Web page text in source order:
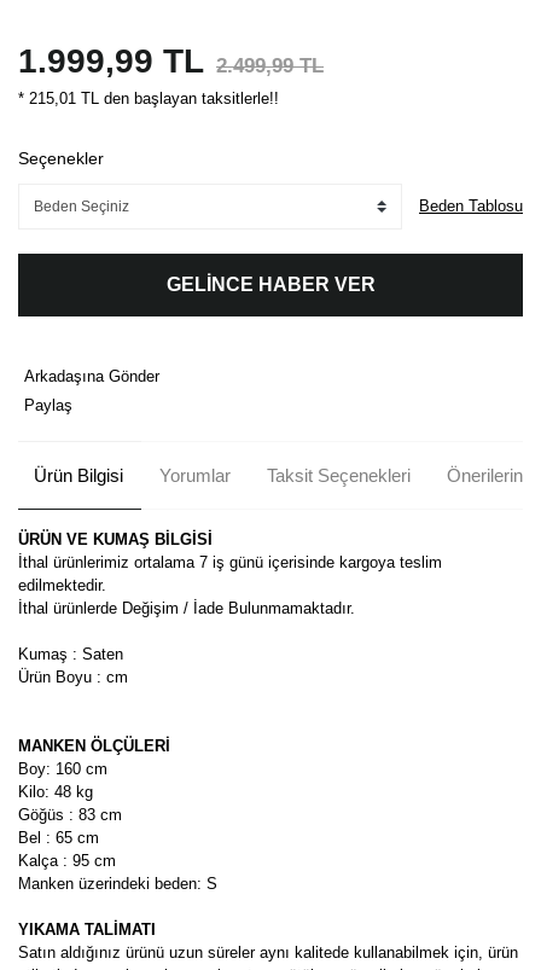
1.999,99 TL 2.499,99 TL
* 215,01 TL den başlayan taksitlerle!!
Seçenekler
Beden Tablosu
GELİNCE HABER VER
Arkadaşına Gönder
Paylaş
Ürün Bilgisi Yorumlar Taksit Seçenekleri Önerileriniz
ÜRÜN VE KUMAŞ BİLGİSİ
İthal ürünlerimiz ortalama 7 iş günü içerisinde kargoya teslim
edilmektedir.
İthal ürünlerde Değişim / İade Bulunmamaktadır.
Kumaş : Saten
Ürün Boyu : cm
MANKEN ÖLÇÜLERİ
Boy: 160 cm
Kilo: 48 kg
Göğüs : 83 cm
Bel : 65 cm
Kalça : 95 cm
Manken üzerindeki beden: S
YIKAMA TALİMATI
Satın aldığınız ürünü uzun süreler aynı kalitede kullanabilmek için, ürün